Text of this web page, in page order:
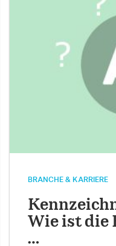
BRANCHE & KARRIERE
Wie ist die
…